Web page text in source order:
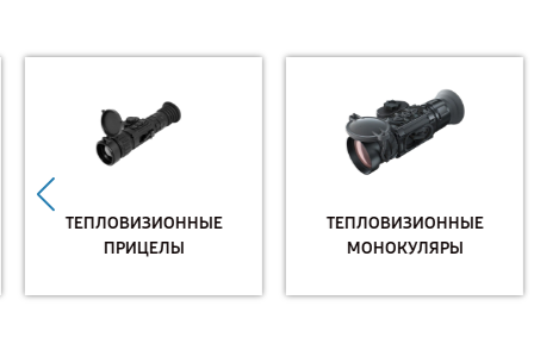
ТЕПЛОВИЗИОННЫЕ
ПРИЦЕЛЫ
ТЕПЛОВИЗИОННЫЕ
МОНОКУЛЯРЫ